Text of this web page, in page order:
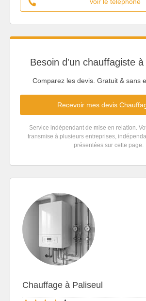
Besoin d'un chauffagiste à
Comparez les devis. Gratuit & sans
Recevoir mes devis
Service indépendant de mise en relation.
transmise à plusieurs entreprises,
présentées sur cette page.
Chauffage à Paliseul